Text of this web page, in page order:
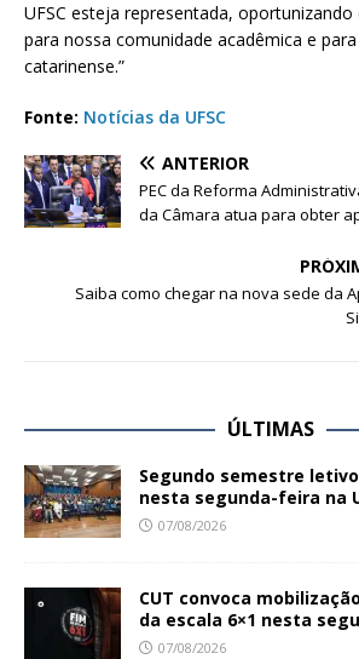
UFSC esteja representada,
para nossa comunidade acadêmica e
catarinense.”
Fonte: Notícias da UFSC
ANTERIOR
PEC da Reforma
da Câmara atua para obter
Saiba como chegar na nova sede da
ÚLTIMAS
Segundo semestre
nesta segunda-feira na
07/08/2026
CUT convoca
da escala 6×1 nesta
07/08/2026